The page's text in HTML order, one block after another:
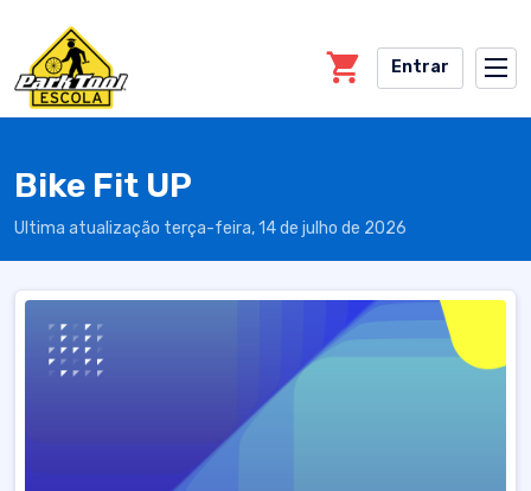
Entrar
Bike Fit UP
Ultima atualização terça-feira, 14 de julho de 2026